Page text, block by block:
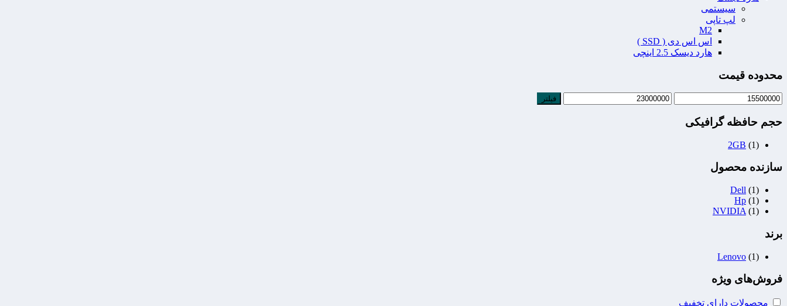
سیستمی
لپ تاپی
M2
اس اس دی ( SSD )
هارد دیسک 2.5 اینچی
محدوده قیمت
فیلتر
حجم حافظه گرافیکی
2GB (1)
سازنده محصول
Dell (1)
Hp (1)
NVIDIA (1)
برند
Lenovo (1)
فروش‌های ویژه
محصولات دارای تخفیف